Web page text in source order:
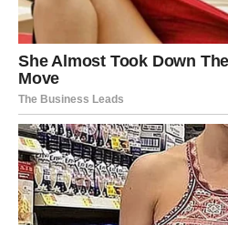
Rak ulazi u period kada više
bilo distance, dolazi razgovor
je bilo tišine, dolazi priznanje.
Slobodni Rak može upoznati
poznatosti – kao da se znate
Mnogi Rakovi mogu doživeti: